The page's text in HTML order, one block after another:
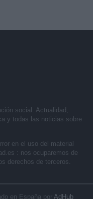
social. Actualidad,
y todas las noticias sobre
en el uso del material
: nos ocuparemos de
derechos de terceros.
en España por AdHub